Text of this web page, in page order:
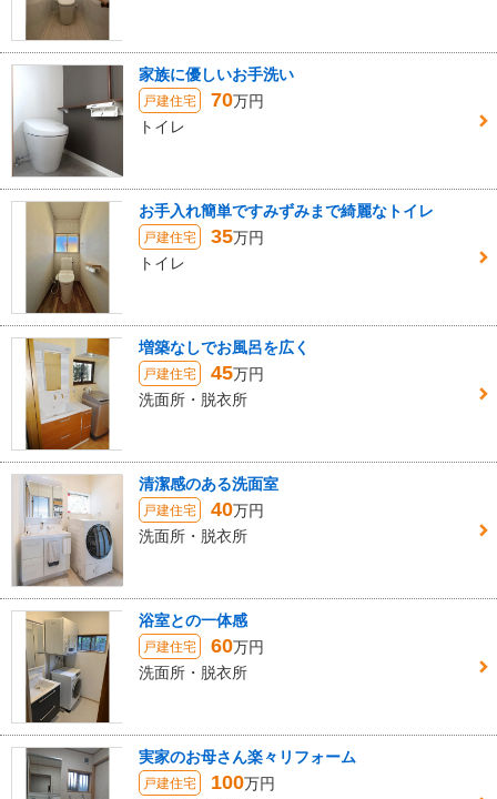
家族に優しいお手洗い
戸建住宅 70万円
トイレ
お手入れ簡単ですみずみまで綺麗なトイレ
戸建住宅 35万円
トイレ
増築なしでお風呂を広く
戸建住宅 45万円
洗面所・脱衣所
清潔感のある洗面室
戸建住宅 40万円
洗面所・脱衣所
浴室との一体感
戸建住宅 60万円
洗面所・脱衣所
実家のお母さん楽々リフォーム
戸建住宅 100万円